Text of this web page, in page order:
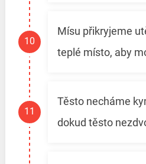
Mísu přikryjeme
teplé místo, aby
Těsto necháme
dokud těsto